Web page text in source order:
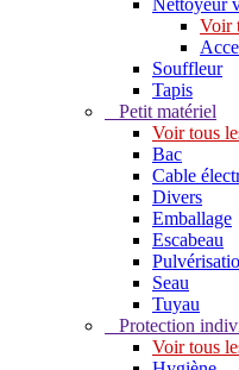
Voir
Souffleur
Tapis
Petit matériel
Voir tous
Bac
Cable
Divers
Emballage
Escabeau
Seau
Tuyau
Protection
Voir tous